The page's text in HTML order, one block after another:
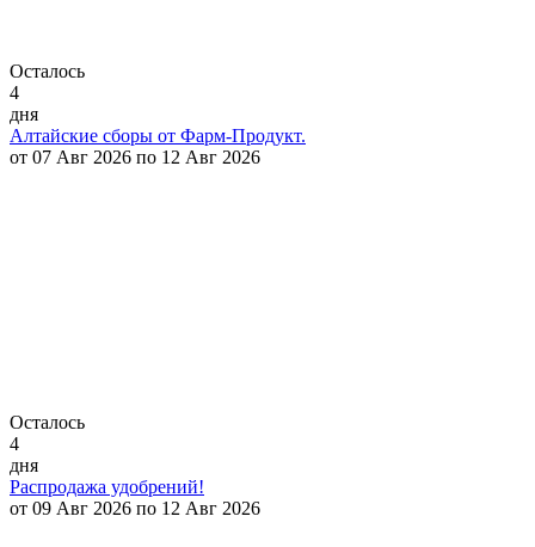
Осталось
4
дня
Алтайские сборы от Фарм-Продукт.
от 07 Авг 2026 по 12 Авг 2026
Осталось
4
дня
Распродажа удобрений!
от 09 Авг 2026 по 12 Авг 2026